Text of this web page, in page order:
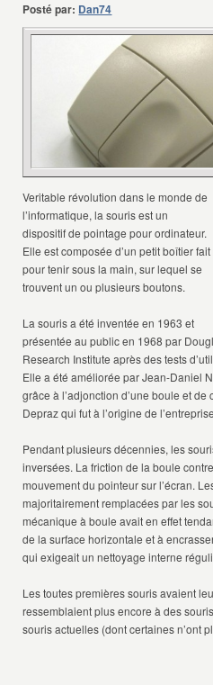
Posté par: Dan74
Veritable révolution dans le monde de
l’informatique, la souris est un
dispositif de pointage pour ordinateur.
Elle est composée d’un petit boîtier fait
pour tenir sous la main, sur lequel se
trouvent un ou plusieurs boutons.
La souris a été inventée en 1963 et
présentée au public en 1968 par
Research Institute après des tests
Elle a été améliorée par Jean-Daniel
grâce à l’adjonction d’une boule et
Depraz qui fut à l’origine de
Pendant plusieurs décennies, les
inversées. La friction de la boule
mouvement du pointeur sur l’écran.
majoritairement remplacées par les
mécanique à boule avait en effet
de la surface horizontale et à
qui exigeait un nettoyage interne
Les toutes premières souris avaient
ressemblaient plus encore à des
souris actuelles (dont certaines n’ont